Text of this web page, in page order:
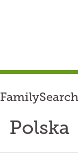
FamilySearch
Polska